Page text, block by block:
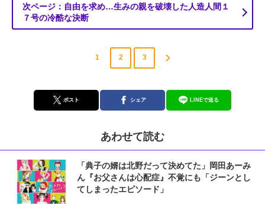
次ページ：自由を求め…生みの親を破壊した人造人間１
７号の冷酷な決断
1 2 3
ポスト シェア LINEで送る
あわせて読む
「典子の婿は北野だって決めてた」岡田あーみ
ん『お父さんは心配症』不覚にも「ジーンとし
てしまったエピソード」